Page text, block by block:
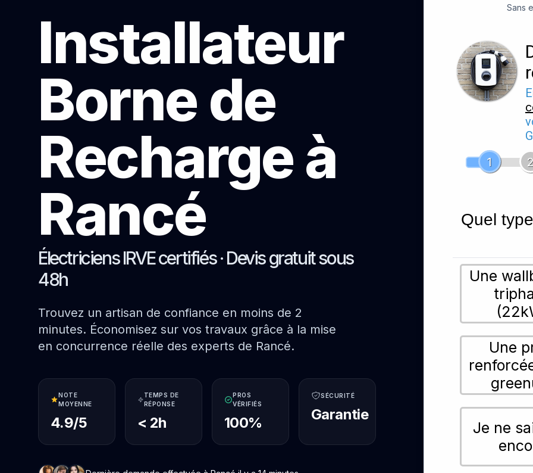
Installateur
Borne de
Recharge à
Rancé
Électriciens IRVE certifiés · Devis gratuit sous
48h
Trouvez un artisan de confiance en moins de 2
minutes. Économisez sur vos travaux grâce à la mise
en concurrence réelle des experts de Rancé.
NOTE
MOYENNE
4.9/5
TEMPS DE
RÉPONSE
< 2h
PROS
VÉRIFIÉS
100%
SÉCURITÉ
Garantie
Sans
1
2
Quel
Une
Une
Je ne